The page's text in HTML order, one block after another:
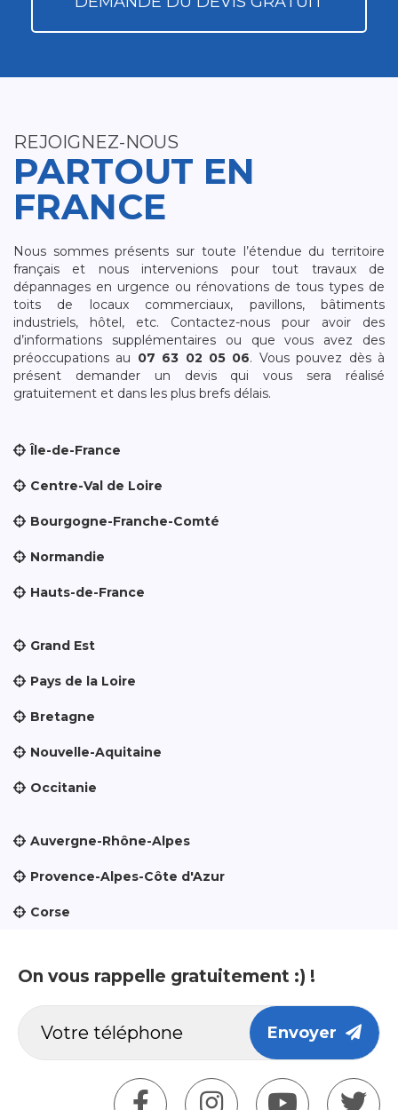
REJOIGNEZ-NOUS
PARTOUT EN
FRANCE
Nous sommes présents sur toute l’étendue du territoire
français et nous intervenions pour tout travaux de
dépannages en urgence ou rénovations de tous types de
toits de locaux commerciaux, pavillons, bâtiments
industriels, hôtel, etc. Contactez-nous pour avoir des
d’informations supplémentaires ou que vous avez des
préoccupations au 07 63 02 05 06. Vous pouvez dès à
présent demander un devis qui vous sera réalisé
gratuitement et dans les plus brefs délais.
Île-de-France
Centre-Val de Loire
Bourgogne-Franche-Comté
Normandie
Hauts-de-France
Grand Est
Pays de la Loire
Bretagne
Nouvelle-Aquitaine
Occitanie
Auvergne-Rhône-Alpes
Provence-Alpes-Côte d'Azur
Corse
On vous rappelle gratuitement :) !
Envoyer